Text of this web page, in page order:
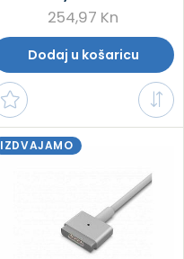
254,97 Kn
Dodaj u košaricu
IZDVAJAMO